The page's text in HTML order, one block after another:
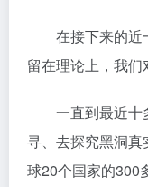
在接下来的近
留在理论上，我们
一直到最近十
寻、去探究黑洞
球20个国家的300